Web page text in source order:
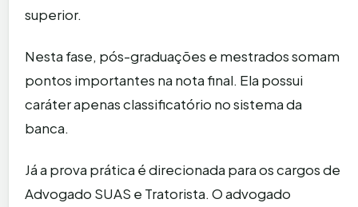
superior.
Nesta fase, pós-graduações e mestrados somam
pontos importantes na nota final. Ela possui
caráter apenas classificatório no sistema da
banca.
Já a prova prática é direcionada para os cargos de
Advogado SUAS e Tratorista. O advogado